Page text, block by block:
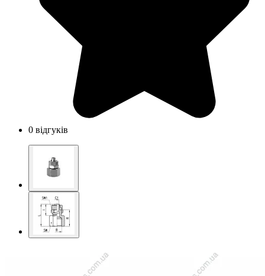
0 відгуків